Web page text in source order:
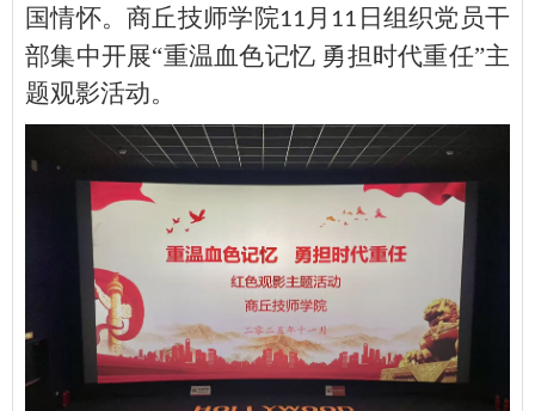
国情怀。商丘技师学院11月 11 日组织党员干
部集中开展“重温血色记忆 勇担时代重任”主
题观影活动。